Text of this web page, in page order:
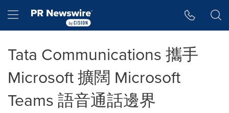
Hamburger menu
Tata Communications 攜手
Microsoft 擴闊 Microsoft
Teams 語音通話邊界